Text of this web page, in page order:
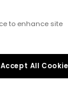
to enhance site
Accept All